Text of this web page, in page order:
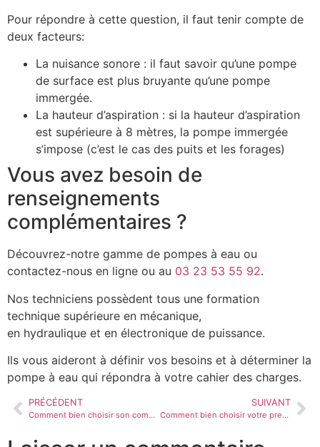
Pour répondre à cette question, il faut tenir compte de
deux facteurs:
La nuisance sonore : il faut savoir qu’une pompe
de surface est plus bruyante qu’une pompe
immergée.
La hauteur d’aspiration : si la hauteur d’aspiration
est supérieure à 8 mètres, la pompe immergée
s’impose (c’est le cas des puits et les forages)
Vous avez besoin de
renseignements
complémentaires ?
Découvrez-notre gamme de pompes à eau ou
contactez-nous en ligne ou au 03 23 53 55 92.
Nos techniciens possèdent tous une formation
technique supérieure en mécanique,
en hydraulique et en électronique de puissance.
Ils vous aideront à définir vos besoins et à déterminer la
pompe à eau qui répondra à votre cahier des charges.
PRÉCÉDENT
Comment bien choisir son compresseur ?
SUIVANT
Comment bien choisir votre presse d’atelier ?